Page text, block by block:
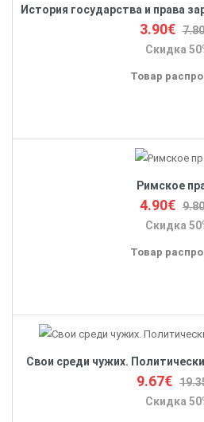
3.90€
Скидка
Товар
Римское
4.90€
Скидка
Товар
Свои среди чужих.
9.67€
Скидка